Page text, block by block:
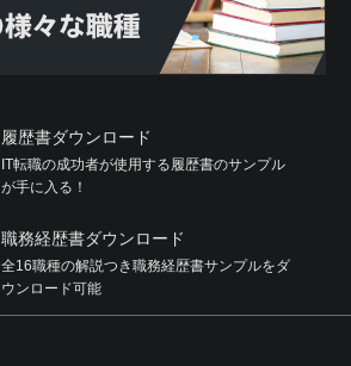
履歴書ダウンロード
IT転職の成功者が使用する履歴書のサンプル
が手に入る！
職務経歴書ダウンロード
全16職種の解説つき職務経歴書サンプルをダ
ウンロード可能